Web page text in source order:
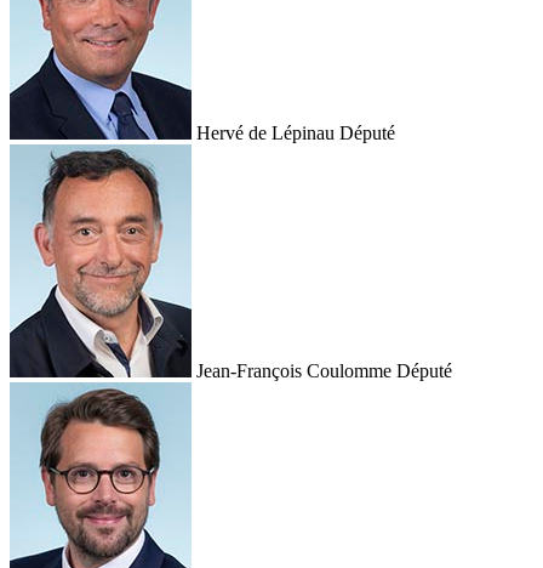
Hervé de Lépinau Député
Jean-François Coulomme Député